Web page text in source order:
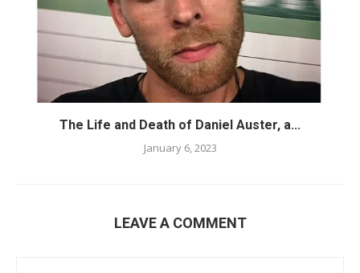
The Life and Death of Daniel Auster, a...
January 6, 2023
LEAVE A COMMENT